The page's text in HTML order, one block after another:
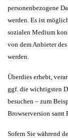
personenbezogene
werden. Es ist
sozialen Medium
von dem Anbieter
werden.
Überdies erhebt,
ggf. die wichtigsten
besuchen – zum
Browserversion samt
Sofern Sie während